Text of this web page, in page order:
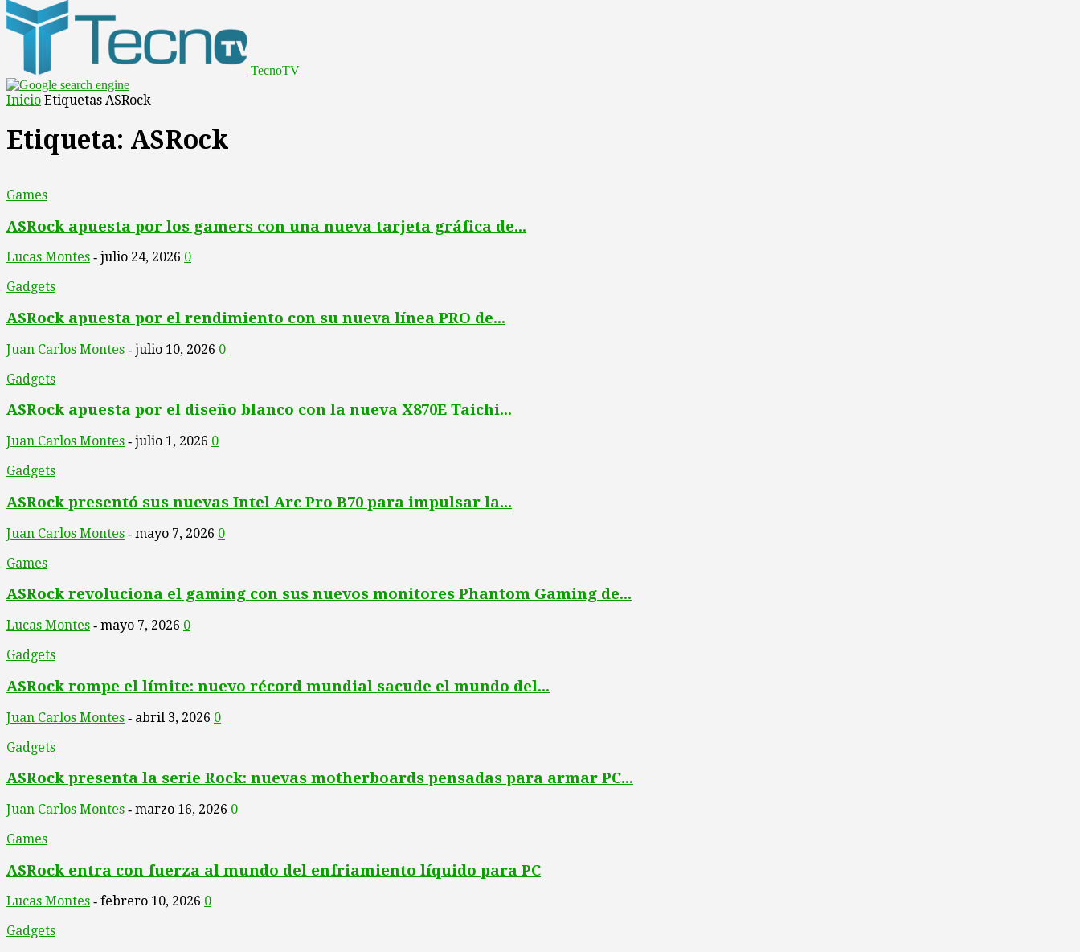
TecnoTV
Inicio Etiquetas ASRock
Etiqueta: ASRock
Games
ASRock apuesta por los gamers con una nueva tarjeta gráfica de...
Lucas Montes - julio 24, 2026 0
Gadgets
ASRock apuesta por el rendimiento con su nueva línea PRO de...
Juan Carlos Montes - julio 10, 2026 0
Gadgets
ASRock apuesta por el diseño blanco con la nueva X870E Taichi...
Juan Carlos Montes - julio 1, 2026 0
Gadgets
ASRock presentó sus nuevas Intel Arc Pro B70 para impulsar la...
Juan Carlos Montes - mayo 7, 2026 0
Games
ASRock revoluciona el gaming con sus nuevos monitores Phantom Gaming de...
Lucas Montes - mayo 7, 2026 0
Gadgets
ASRock rompe el límite: nuevo récord mundial sacude el mundo del...
Juan Carlos Montes - abril 3, 2026 0
Gadgets
ASRock presenta la serie Rock: nuevas motherboards pensadas para armar PC...
Juan Carlos Montes - marzo 16, 2026 0
Games
ASRock entra con fuerza al mundo del enfriamiento líquido para PC
Lucas Montes - febrero 10, 2026 0
Gadgets